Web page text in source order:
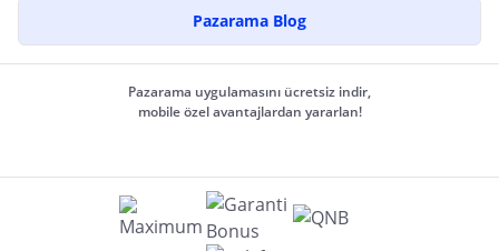
Pazarama Blog
Pazarama uygulamasını ücretsiz indir,
mobile özel avantajlardan yararlan!